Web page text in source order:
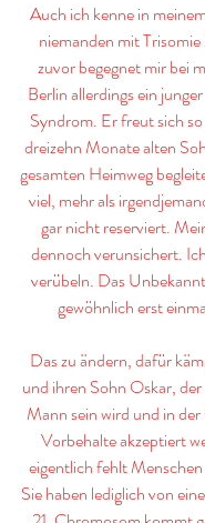
Auch ich kenne in
niemanden mit Trisomie
zuvor begegnet mir bei
Berlin allerdings ein
Syndrom. Er freut sich
dreizehn Monate alten
gesamten Heimweg
viel, mehr als
gar nicht reserviert.
dennoch verunsichert.
verübeln. Das
gewöhnlich erst
Das zu ändern, dafür
und ihren Sohn Oskar,
Mann sein wird und in
Vorbehalte akzeptiert
eigentlich fehlt
Sie haben lediglich von